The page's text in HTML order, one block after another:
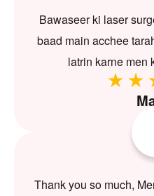
Bawaseer ki laser
baad main acchee
latrin karne men
Thank you so much,